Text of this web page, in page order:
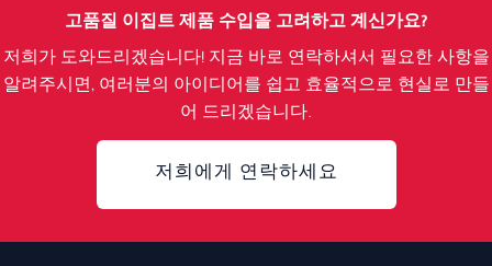
고품질 이집트 제품 수입을 고려하고 계신가요?
저희가 도와드리겠습니다! 지금 바로 연락하셔서 필요한 사항을
알려주시면, 여러분의 아이디어를 쉽고 효율적으로 현실로 만들
어 드리겠습니다.
저희에게 연락하세요